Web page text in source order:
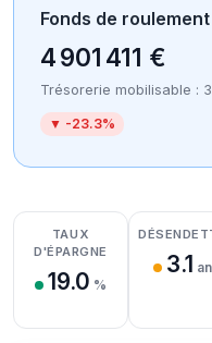
Fonds de roulement
4 901 411 €
Trésorerie mobilisable :
▼ -23.3%
Détail des
Détail des
Détail de la
TAUX
D'ÉPARGNE
19.0 %
3.1